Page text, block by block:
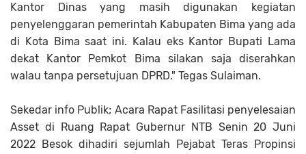
Kantor Dinas yang masih digunakan kegiatan
penyelenggaran pemerintah Kabupaten Bima yang ada
di Kota Bima saat ini. Kalau eks Kantor Bupati Lama
dekat Kantor Pemkot Bima silakan saja diserahkan
walau tanpa persetujuan DPRD." Tegas Sulaiman.
Sekedar info Publik; Acara Rapat Fasilitasi penyelesaian
Asset di Ruang Rapat Gubernur NTB Senin 20 Juni
2022 Besok dihadiri sejumlah Pejabat Teras Propinsi